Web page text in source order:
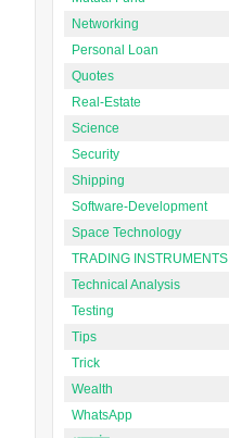
Networking
Personal Loan
Quotes
Real-Estate
Science
Security
Shipping
Software-Development
Space Technology
TRADING INSTRUMENTS
Technical Analysis
Testing
Tips
Trick
Wealth
WhatsApp